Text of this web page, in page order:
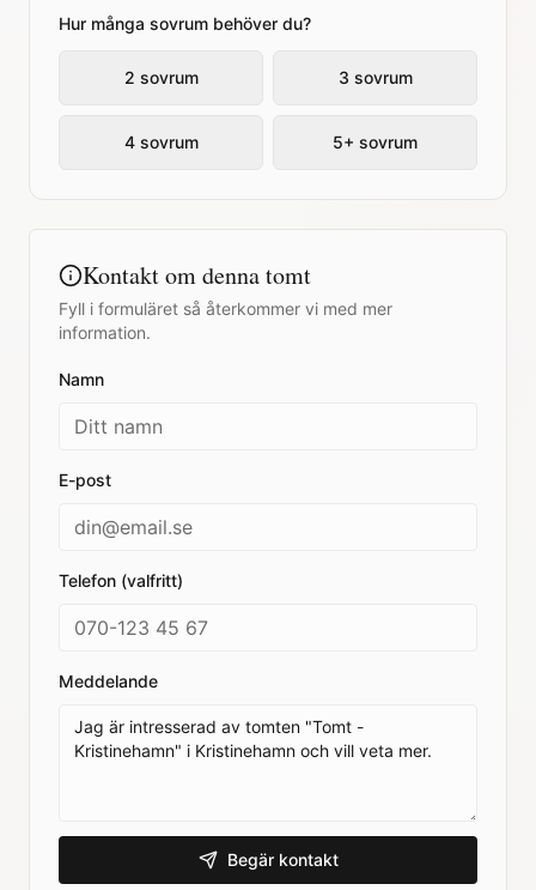
Hur många sovrum behöver du?
2 sovrum 3 sovrum
4 sovrum 5+ sovrum
Kontakt om denna tomt
Fyll i formuläret så återkommer vi med mer
information.
Namn
E-post
Telefon (valfritt)
Meddelande
Begär kontakt